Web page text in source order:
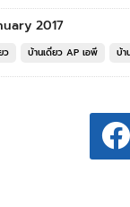
2017
ว บ้านเดี่ยว AP เอพี บ้า